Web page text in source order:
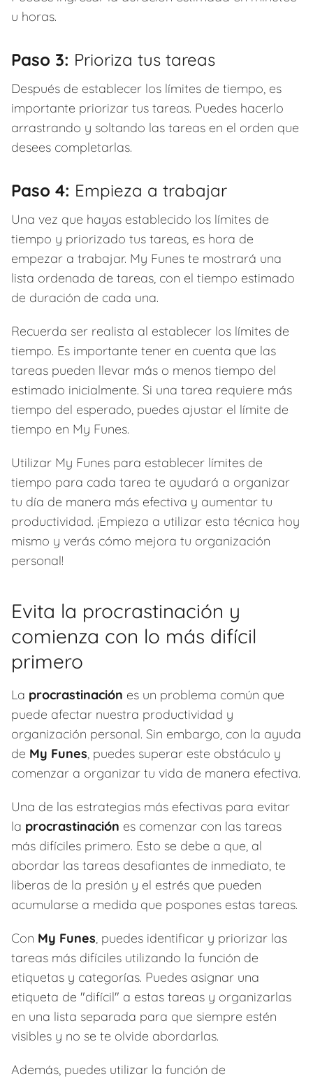
u horas.
Paso 3: Prioriza tus tareas
Después de establecer los límites de tiempo, es
importante priorizar tus tareas. Puedes hacerlo
arrastrando y soltando las tareas en el orden que
desees completarlas.
Paso 4: Empieza a trabajar
Una vez que hayas establecido los límites de
tiempo y priorizado tus tareas, es hora de
empezar a trabajar. My Funes te mostrará una
lista ordenada de tareas, con el tiempo estimado
de duración de cada una.
Recuerda ser realista al establecer los límites de
tiempo. Es importante tener en cuenta que las
tareas pueden llevar más o menos tiempo del
estimado inicialmente. Si una tarea requiere más
tiempo del esperado, puedes ajustar el límite de
tiempo en My Funes.
Utilizar My Funes para establecer límites de
tiempo para cada tarea te ayudará a organizar
tu día de manera más efectiva y aumentar tu
productividad. ¡Empieza a utilizar esta técnica hoy
mismo y verás cómo mejora tu organización
personal!
Evita la procrastinación y
comienza con lo más difícil
primero
La procrastinación es un problema común que
puede afectar nuestra productividad y
organización personal. Sin embargo, con la ayuda
de My Funes, puedes superar este obstáculo y
comenzar a organizar tu vida de manera efectiva.
Una de las estrategias más efectivas para evitar
la procrastinación es comenzar con las tareas
más difíciles primero. Esto se debe a que, al
abordar las tareas desafiantes de inmediato, te
liberas de la presión y el estrés que pueden
acumularse a medida que pospones estas tareas.
Con My Funes, puedes identificar y priorizar las
tareas más difíciles utilizando la función de
etiquetas y categorías. Puedes asignar una
etiqueta de "difícil" a estas tareas y organizarlas
en una lista separada para que siempre estén
visibles y no se te olvide abordarlas.
Además, puedes utilizar la función de